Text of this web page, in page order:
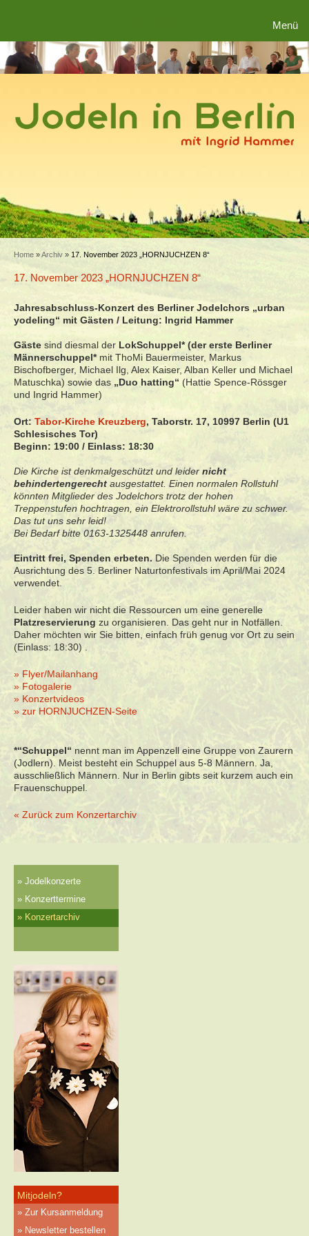
Jodelkonzerte
Konzerttermine
Konzertarchiv
Mitjodeln?
Zur Kursanmeldung
Newsletter bestellen
Home »Archiv » 17. November 2023 „HORNJUCHZEN 8“
17. November 2023 „HORNJUCHZEN 8“
Jahresabschluss-Konzert des Berliner Jodelchors „urban
yodeling“ mit Gästen / Leitung: Ingrid Hammer
Gäste sind diesmal der LokSchuppel* (der erste Berliner
Männerschuppel*mit ThoMi Bauermeister, Markus
Bischofberger, Michael Ilg, Alex Kaiser, Alban Keller und Michael
Matuschka) sowie das „Duo hatting“ (Hattie Spence-Rössger
und Ingrid Hammer)
Ort: Tabor-Kirche Kreuzberg, Taborstr. 17, 10997 Berlin (U1
Schlesisches Tor)
Beginn: 19:00 / Einlass: 18:30
Die Kirche ist denkmalgeschützt und leider nicht
behindertengerecht ausgestattet. Einen normalen Rollstuhl
könnten Mitglieder des Jodelchors trotz der hohen
Treppenstufen hochtragen, ein Elektrorollstuhl wäre zu schwer.
Das tut uns sehr leid!
Bei Bedarf bitte 0163-1325448 anrufen.
Eintritt frei, Spenden erbeten. Die Spenden werden für die
Ausrichtung des 5. Berliner Naturtonfestivals im April/Mai 2024
verwendet.
Leider haben wir nicht die Ressourcen um eine generelle
Platzreservierung zu organisieren. Das geht nur in Notfällen.
Daher möchten wir Sie bitten, einfach früh genug vor Ort zu sein
(Einlass: 18:30) .
» Flyer/Mailanhang
» Fotogalerie
» Konzertvideos
» zur HORNJUCHZEN-Seite
*“Schuppel“ nennt man im Appenzell eine Gruppe von Zaurern
(Jodlern). Meist besteht ein Schuppel aus 5-8 Männern. Ja,
ausschließlich Männern. Nur in Berlin gibts seit kurzem auch ein
Frauenschuppel.
« Zurück zum Konzertarchiv
Menü